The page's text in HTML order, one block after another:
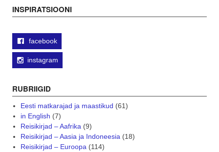
INSPIRATSIOONI
facebook
instagram
RUBRIIGID
Eesti matkarajad ja maastikud (61)
in English (7)
Reisikirjad – Aafrika (9)
Reisikirjad – Aasia ja Indoneesia (18)
Reisikirjad – Euroopa (114)